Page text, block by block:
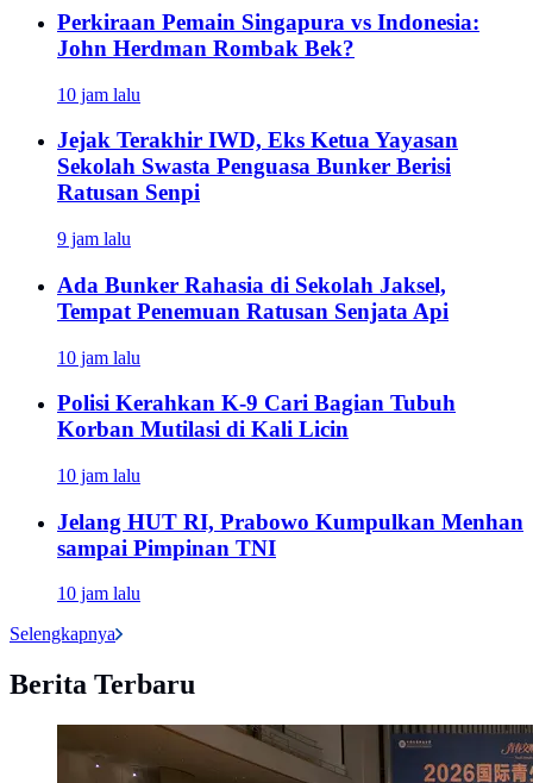
Perkiraan Pemain Singapura vs Indonesia:
John Herdman Rombak Bek?
10 jam lalu
Jejak Terakhir IWD, Eks Ketua Yayasan
Sekolah Swasta Penguasa Bunker Berisi
Ratusan Senpi
9 jam lalu
Ada Bunker Rahasia di Sekolah Jaksel,
Tempat Penemuan Ratusan Senjata Api
10 jam lalu
Polisi Kerahkan K-9 Cari Bagian Tubuh
Korban Mutilasi di Kali Licin
10 jam lalu
Jelang HUT RI, Prabowo Kumpulkan Menhan
sampai Pimpinan TNI
10 jam lalu
Selengkapnya
Berita Terbaru